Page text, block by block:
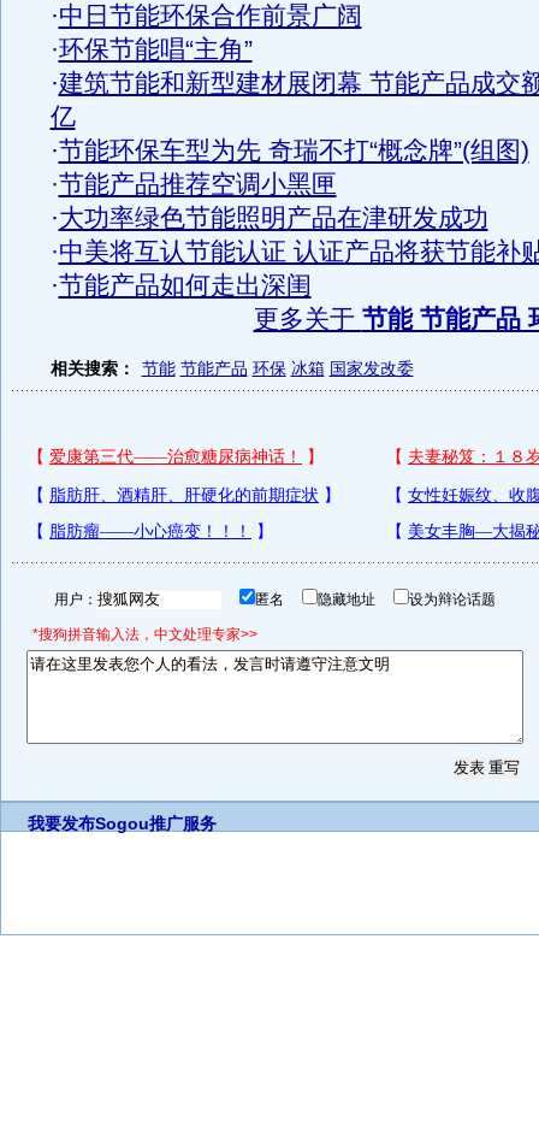
·中日节能环保合作前景广阔
·环保节能唱“主角”
·建筑节能和新型建材展闭幕 节能产品成交
亿
·节能环保车型为先 奇瑞不打“概念牌”(组图)
·节能产品推荐空调小黑匣
·大功率绿色节能照明产品在津研发成功
·中美将互认节能认证 认证产品将获节能补
·节能产品如何走出深闺
更多关于 节能 节能产品
相关搜索： 节能 节能产品 环保 冰箱 国家发改委
用户： 匿名 隐藏地址 设为辩论话题
*搜狗拼音输入法，中文处理专家>>
我要发布Sogou推广服务